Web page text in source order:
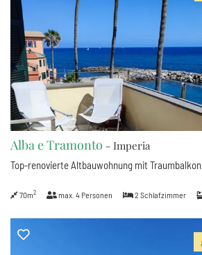
Alba e Tramonto - Imperia
Top-renovierte Altbauwohnung mit
70m2 max. 4 Personen 2 Schlafzimmer